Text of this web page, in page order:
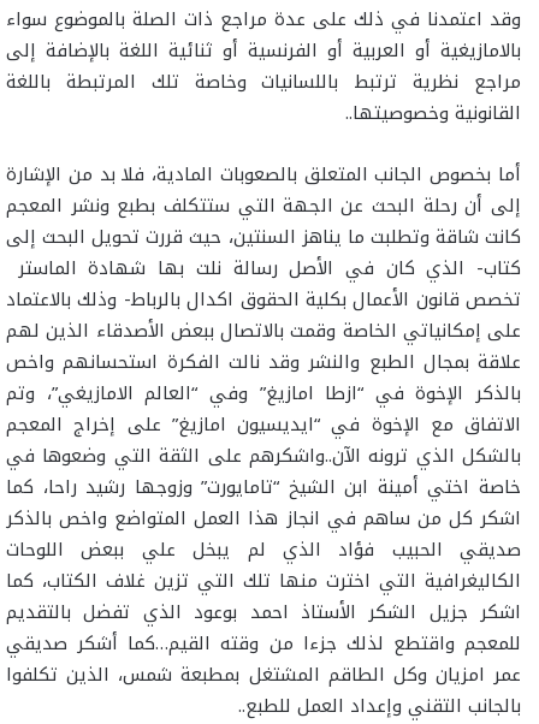
وقد اعتمدنا في ذلك على عدة مراجع ذات الصلة بالموضوع سواء
بالامازيغية أو العربية أو الفرنسية أو ثنائية اللغة بالإضافة إلى
مراجع نظرية ترتبط باللسانيات وخاصة تلك المرتبطة باللغة
القانونية وخصوصيتها..
أما بخصوص الجانب المتعلق بالصعوبات المادية، فلا بد من الإشارة
إلى أن رحلة البحث عن الجهة التي ستتكلف بطبع ونشر المعجم
كانت شاقة وتطلبت ما يناهز السنتين، حيث قررت تحويل البحث إلى
كتاب- الذي كان في الأصل رسالة نلت بها شهادة الماستر
تخصص قانون الأعمال بكلية الحقوق اكدال بالرباط- وذلك بالاعتماد
على إمكانياتي الخاصة وقمت بالاتصال ببعض الأصدقاء الذين لهم
علاقة بمجال الطبع والنشر وقد نالت الفكرة استحسانهم واخص
بالذكر الإخوة في “ازطا امازيغ” وفي “العالم الامازيغي”، وتم
الاتفاق مع الإخوة في “ايديسيون امازيغ” على إخراج المعجم
بالشكل الذي ترونه الآن..واشكرهم على الثقة التي وضعوها في
خاصة اختي أمينة ابن الشيخ “تامايورت” وزوجها رشيد راحا، كما
اشكر كل من ساهم في انجاز هذا العمل المتواضع واخص بالذكر
صديقي الحبيب فؤاد الذي لم يبخل علي ببعض اللوحات
الكاليغرافية التي اخترت منها تلك التي تزين غلاف الكتاب، كما
اشكر جزيل الشكر الأستاذ احمد بوعود الذي تفضل بالتقديم
للمعجم واقتطع لذلك جزءا من وقته القيم…كما أشكر صديقي
عمر امزيان وكل الطاقم المشتغل بمطبعة شمس، الذين تكلفوا
بالجانب التقني وإعداد العمل للطبع..